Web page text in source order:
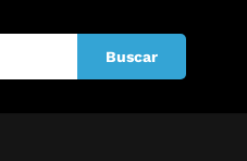
Buscar